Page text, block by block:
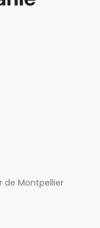
de Montpellier